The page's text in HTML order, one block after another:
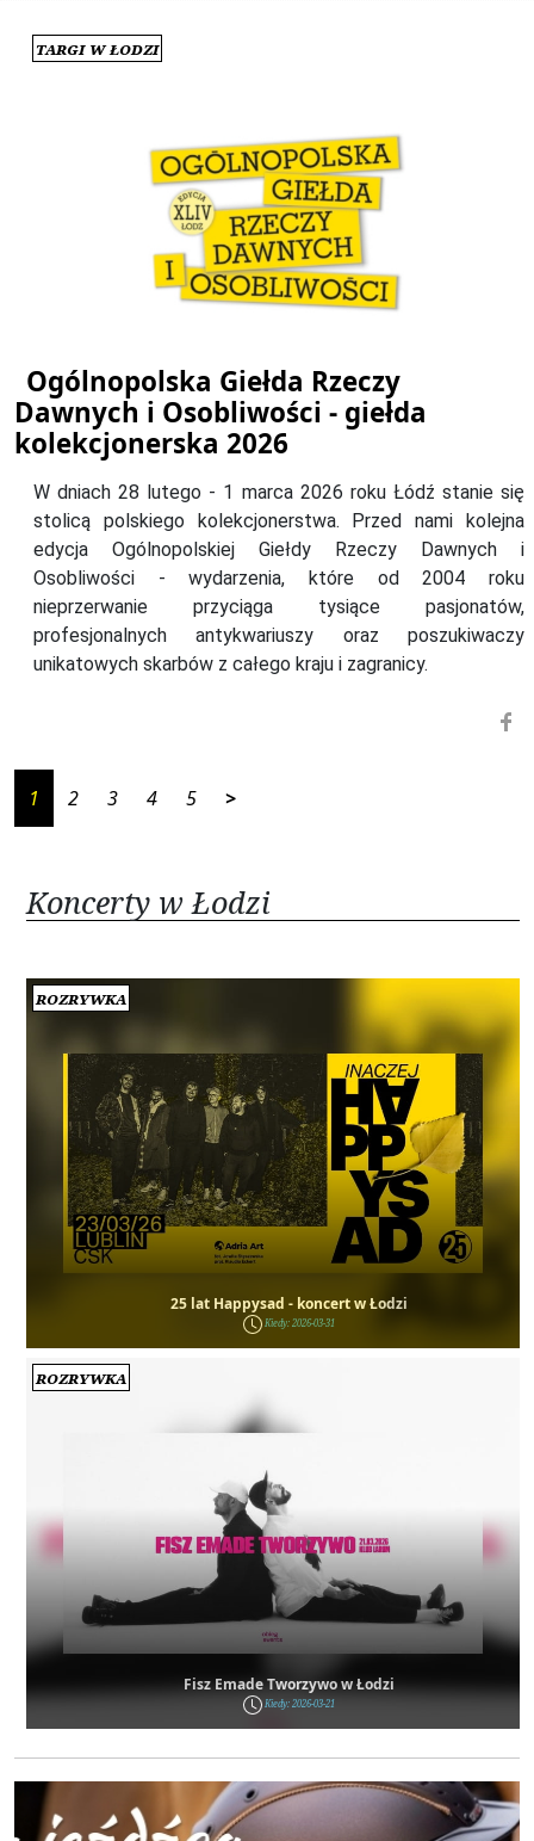
Targi w Łodzi
Ogólnopolska Giełda Rzeczy
Dawnych i Osobliwości - giełda
kolekcjonerska 2026
W dniach 28 lutego - 1 marca 2026 roku Łódź stanie się
stolicą polskiego kolekcjonerstwa. Przed nami kolejna
edycja Ogólnopolskiej Giełdy Rzeczy Dawnych i
Osobliwości - wydarzenia, które od 2004 roku
nieprzerwanie przyciąga tysiące pasjonatów,
profesjonalnych antykwariuszy oraz poszukiwaczy
unikatowych skarbów z całego kraju i zagranicy.
1 2 3 4 5 >
Koncerty w Łodzi
Rozrywka
25 lat Happysad - koncert w Łodzi
Kiedy: 2026-03-31
Rozrywka
Fisz Emade Tworzywo w Łodzi
Kiedy: 2026-03-21